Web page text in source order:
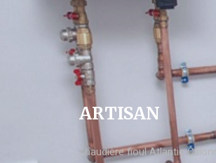
ARTISAN
chaudière fioul Atlantic